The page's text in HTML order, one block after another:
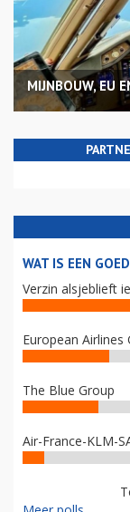
MIJNBOUW, EU
WAT IS EEN
Verzin alsjeblieft
European Airlines
The Blue Group
Air-France-KLM-